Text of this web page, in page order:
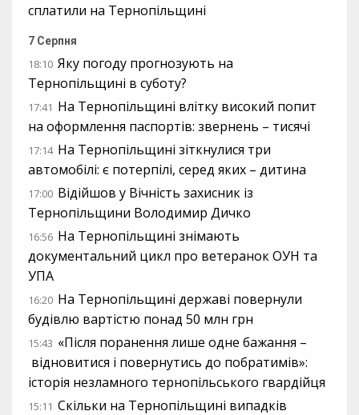
сплатили на Тернопільщині
7 Серпня
18:10 Яку погоду прогнозують на
Тернопільщині в суботу?
17:41 На Тернопільщині влітку високий попит
на оформлення паспортів: звернень – тисячі
17:14 На Тернопільщині зіткнулися три
автомобілі: є потерпілі, серед яких – дитина
17:00 Відійшов у Вічність захисник із
Тернопільщини Володимир Дичко
16:56 На Тернопільщині знімають
документальний цикл про ветеранок ОУН та
УПА
16:20 На Тернопільщині державі повернули
будівлю вартістю понад 50 млн грн
15:43 «Після поранення лише одне бажання –
відновитися і повернутись до побратимів»:
історія незламного тернопільського гвардійця
15:11 Скільки на Тернопільщині випадків